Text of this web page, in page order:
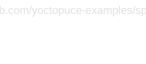
yoctopuce-examples/